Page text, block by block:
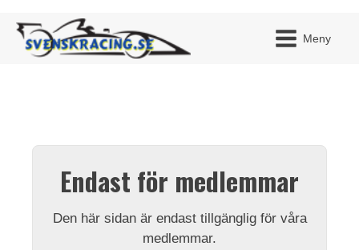
Meny
Endast för medlemmar
Den här sidan är endast tillgänglig för våra
medlemmar.